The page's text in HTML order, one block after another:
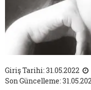
Giriş Tarihi: 31.05.2022
Son Güncelleme: